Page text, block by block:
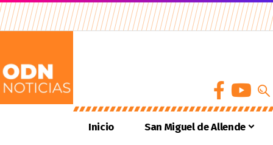
Inicio San Miguel de Allende